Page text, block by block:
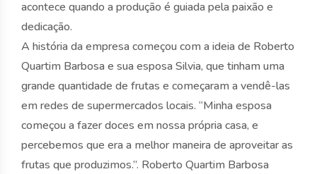
acontece quando a produção é guiada pela paixão e
dedicação.
A história da empresa começou com a ideia de Roberto
Quartim Barbosa e sua esposa Silvia, que tinham uma
grande quantidade de frutas e começaram a vendê-las
em redes de supermercados locais. “Minha esposa
começou a fazer doces em nossa própria casa, e
percebemos que era a melhor maneira de aproveitar as
frutas que produzimos.”. Roberto Quartim Barbosa